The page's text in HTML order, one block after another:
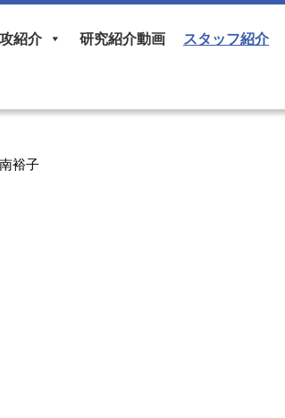
紹介 研究紹介動画 スタッフ紹介
裕子